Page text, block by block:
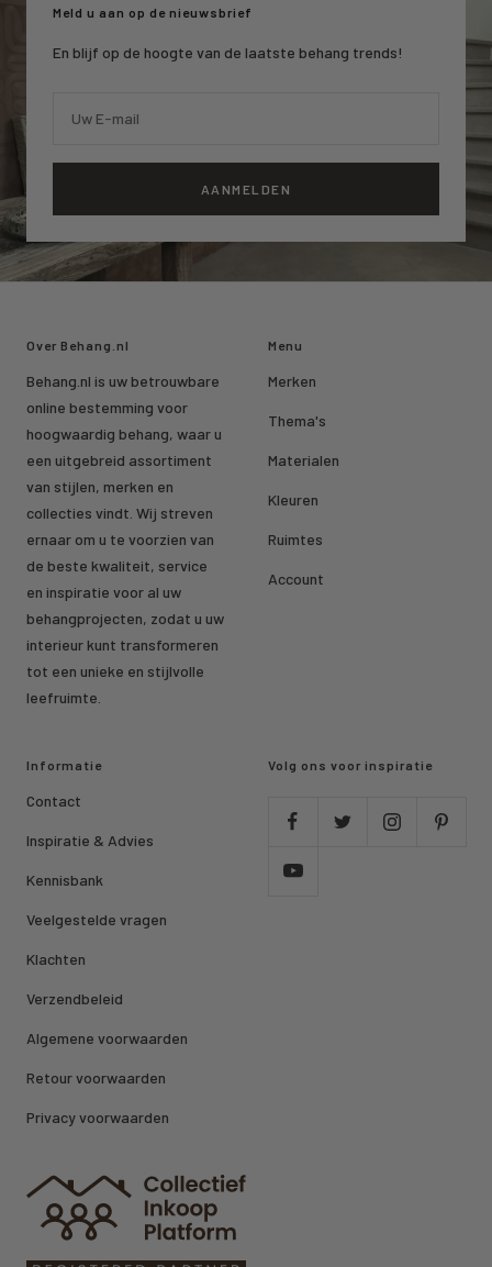
Meld u aan op de nieuwsbrief
En blijf op de hoogte van de laatste behang trends!
Uw E-mail
AANMELDEN
Over Behang.nl
Behang.nl is uw betrouwbare
online bestemming voor
hoogwaardig behang, waar u
een uitgebreid assortiment
van stijlen, merken en
collecties vindt. Wij streven
ernaar om u te voorzien van
de beste kwaliteit, service
en inspiratie voor al uw
behangprojecten, zodat u uw
interieur kunt transformeren
tot een unieke en stijlvolle
leefruimte.
Menu
Merken
Thema's
Materialen
Kleuren
Ruimtes
Account
Informatie
Contact
Inspiratie & Advies
Kennisbank
Veelgestelde vragen
Klachten
Verzendbeleid
Algemene voorwaarden
Retour voorwaarden
Privacy voorwaarden
Volg ons voor inspiratie